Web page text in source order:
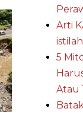
Arti
5
Atau